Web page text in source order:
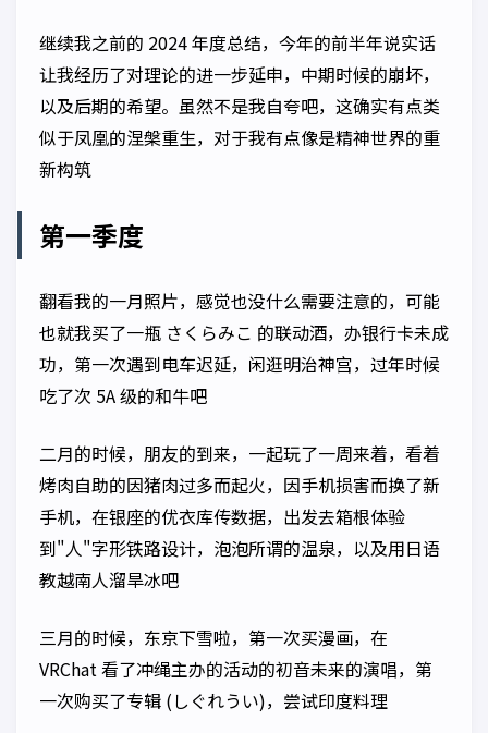
继续我之前的 2024 年度总结，今年的前半年说实话
让我经历了对理论的进一步延申，中期时候的崩坏，
以及后期的希望。虽然不是我自夸吧，这确实有点类
似于凤凰的涅槃重生，对于我有点像是精神世界的重
新构筑
第一季度
翻看我的一月照片，感觉也没什么需要注意的，可能
也就我买了一瓶 さくらみこ 的联动酒，办银行卡未成
功，第一次遇到电车迟延，闲逛明治神宫，过年时候
吃了次 5A 级的和牛吧
二月的时候，朋友的到来，一起玩了一周来着，看着
烤肉自助的因猪肉过多而起火，因手机损害而换了新
手机，在银座的优衣库传数据，出发去箱根体验
到"人"字形铁路设计，泡泡所谓的温泉，以及用日语
教越南人溜旱冰吧
三月的时候，东京下雪啦，第一次买漫画，在
VRChat 看了冲绳主办的活动的初音未来的演唱，第
一次购买了专辑 (しぐれうい)，尝试印度料理